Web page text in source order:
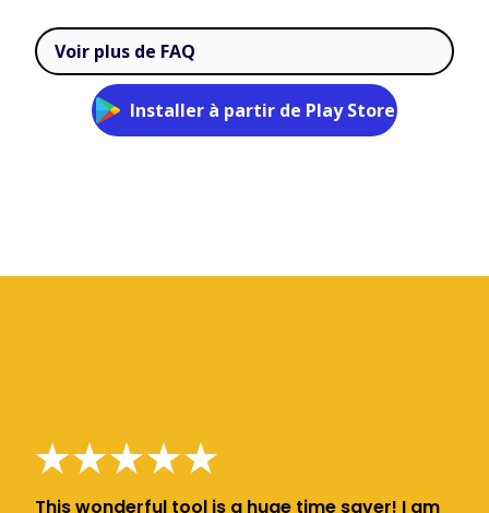
Voir plus de FAQ
Installer à partir de Play Store
This wonderful tool is a huge time saver! I am